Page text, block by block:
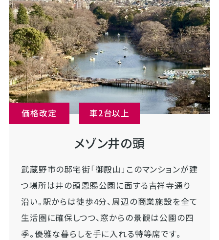
価格改定 車2台以上
メゾン井の頭
武蔵野市の邸宅街「御殿山」このマンションが建
つ場所は井の頭恩賜公園に面する吉祥寺通り
沿い。駅からは徒歩4分、周辺の商業施設を全て
生活圏に確保しつつ、窓からの景観は公園の四
季。優雅な暮らしを手に入れる特等席です。